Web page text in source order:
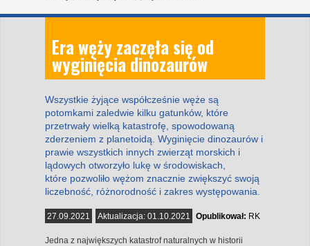
Era węży zaczęła się od
wyginięcia dinozaurów
Wszystkie żyjące współcześnie węże są
potomkami zaledwie kilku gatunków, które
przetrwały wielką katastrofę, spowodowaną
zderzeniem z planetoidą. Wyginięcie dinozaurów i
prawie wszystkich innych zwierząt morskich i
lądowych otworzyło lukę w środowiskach,
które pozwoliło wężom znacznie zwiększyć swoją
liczebność, różnorodność i zakres występowania.
27.09.2021 Aktualizacja: 01.10.2021 Opublikował: RK
Jedna z największych katastrof naturalnych w historii